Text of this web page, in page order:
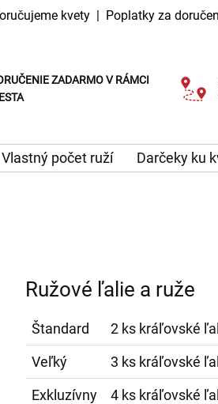
kvety | Poplatky za
ZADARMO V RÁMCI
Vlastný počet ruží Darčeky ku
Ružové ľalie a ruže
Štandard
2 ks kráľovské
Veľký
3 ks kráľovské
Exkluzívny
4 ks kráľovské